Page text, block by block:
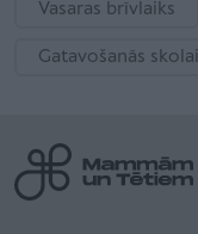
Vasaras brīvlaiks
Gatavošanās skolai